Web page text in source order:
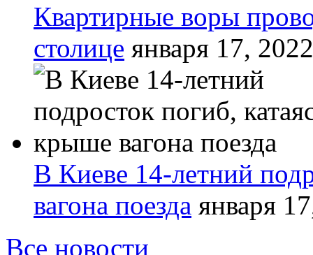
Квартирные воры
столице января 17, 2022
В Киеве 14-летний
вагона поезда января
Все новости